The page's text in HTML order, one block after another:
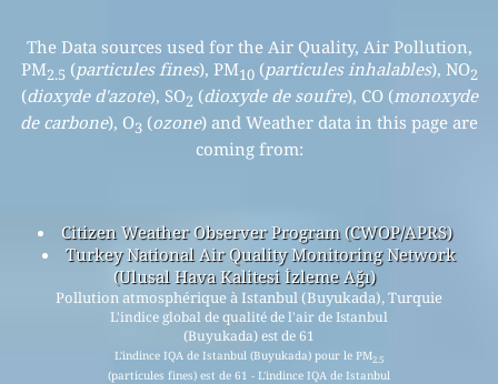
The Data sources used for the Air Quality, Air Pollution,
PM2.5 (particules fines), PM10(particules inhalables), NO2
(dioxyde d'azote), SO2 (dioxyde de soufre), CO (monoxyde
de carbone), O3 (ozone) and Weather data in this page are
coming from:
Citizen Weather Observer Program (CWOP/APRS)
Turkey National Air Quality Monitoring Network
(Ulusal Hava Kalitesi İzleme Ağı)
Pollution atmosphérique à Istanbul (Buyukada), Turquie
L'indice global de qualité de l'air de Istanbul
(Buyukada) est de 61
L'indince IQA de Istanbul (Buyukada) pour le PM2.5
(particules fines) est de 61 - L'indince IQA de Istanbul